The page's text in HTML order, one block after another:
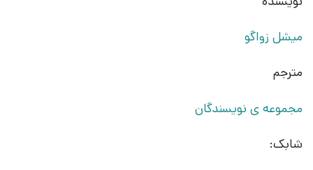
میشل زواگو
مترجم
مجموعه ی نویسندگان
شابک: